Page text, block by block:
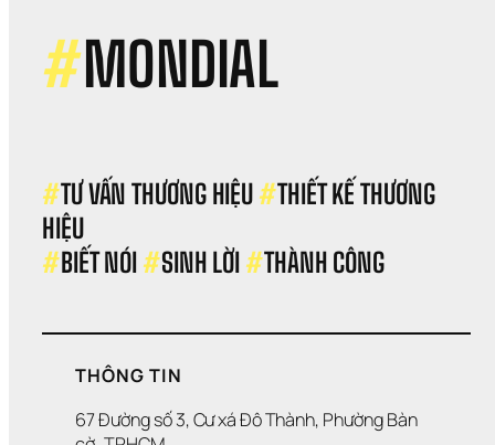
#MONDIAL
#TƯ VẤN THƯƠNG HIỆU #THIẾT KẾ THƯƠNG
HIỆU
#BIẾT NÓI #SINH LỜI #THÀNH CÔNG
THÔNG TIN
67 Đường số 3, Cư xá Đô Thành, Phường Bàn